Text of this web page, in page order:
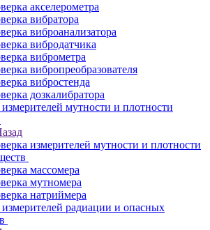
акселерометра
вибратора
виброанализатора
вибродатчика
виброметра
вибропреобразователя
вибростенда
дозкалибратора
мутности и плотности
измерителей мутности и плотности
массомера
мутномера
натриймера
радиации и опасных